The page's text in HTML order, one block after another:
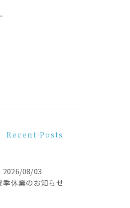
Recent Posts
2026/08/03
季休業のお知らせ